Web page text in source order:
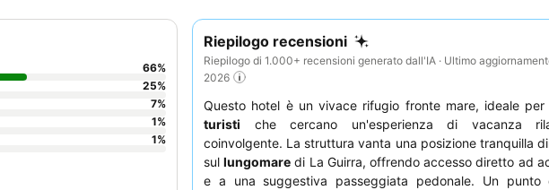
Riepilogo recensioni
Riepilogo di 1.000+ recensioni generato dall'IA · Ultimo
2026
Questo hotel è un vivace rifugio fronte mare, ideale per
turisti che cercano un'esperienza di vacanza
coinvolgente. La struttura vanta una posizione tranquilla
sullungomare di La Guirra, offrendo accesso diretto ad
e a una suggestiva passeggiata pedonale. Un
66%
25%
7%
1%
1%